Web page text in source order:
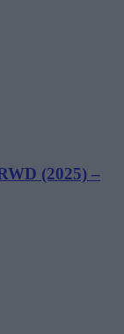
(2025) –